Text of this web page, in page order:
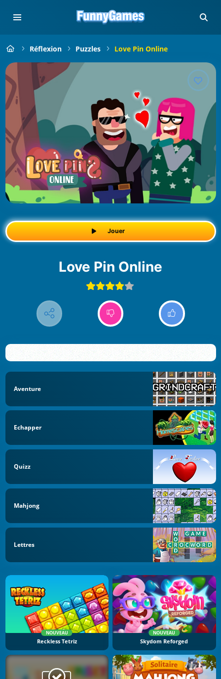
Réflexion Puzzles Love Pin Online
Jouer
Love Pin Online
Aventure
Echapper
Quizz
Mahjong
Lettres
NOUVEAU
Reckless Tetriz
NOUVEAU
Skydom Reforged